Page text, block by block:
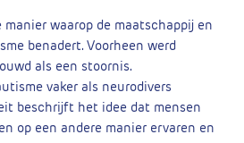
manier waarop de maatschappij en
benadert. Voorheen werd
als een stoornis.
vaker als neurodivers
beschrijft het idee dat mensen
op een andere manier ervaren en